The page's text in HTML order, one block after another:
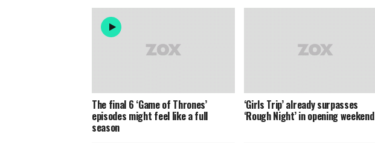
The final 6 ‘Game of Thrones’
episodes might feel like a full
season
‘Girls Trip’ already surpasses
‘Rough Night’ in opening weekend